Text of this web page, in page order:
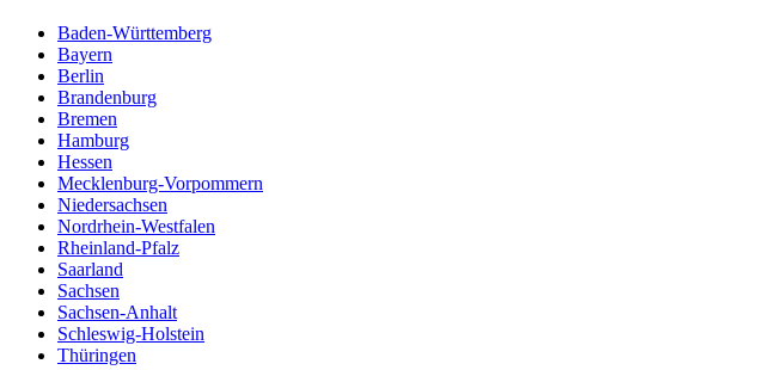
Baden-Württemberg
Bayern
Berlin
Brandenburg
Bremen
Hamburg
Hessen
Mecklenburg-Vorpommern
Niedersachsen
Nordrhein-Westfalen
Rheinland-Pfalz
Saarland
Sachsen
Sachsen-Anhalt
Schleswig-Holstein
Thüringen